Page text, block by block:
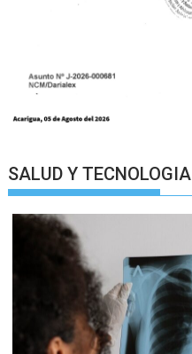
SALUD Y TECNOLOGIA